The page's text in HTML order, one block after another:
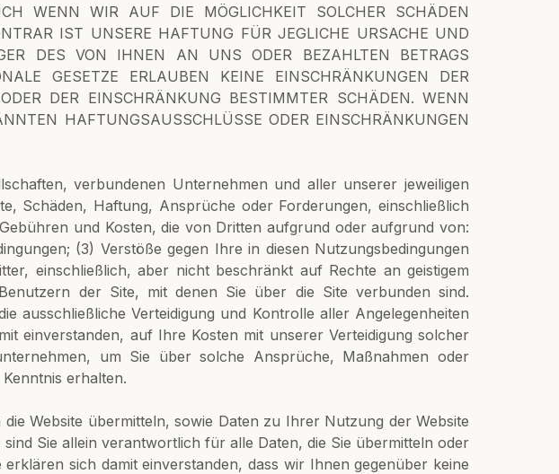
WENN WIR AUF DIE MÖGLICHKEIT SOLCHER SCHÄDEN
IST UNSERE HAFTUNG FÜR JEGLICHE URSACHE UND
DES VON IHNEN AN UNS ODER BEZAHLTEN BETRAGS
GESETZE ERLAUBEN KEINE EINSCHRÄNKUNGEN DER
DER EINSCHRÄNKUNG BESTIMMTER SCHÄDEN. WENN
HAFTUNGSAUSSCHLÜSSE ODER EINSCHRÄNKUNGEN
verbundenen Unternehmen und aller unserer jeweiligen
Schäden, Haftung, Ansprüche oder Forderungen, einschließlich
und Kosten, die von Dritten aufgrund oder aufgrund von:
(3) Verstöße gegen Ihre in diesen Nutzungsbedingungen
einschließlich, aber nicht beschränkt auf Rechte an geistigem
der Site, mit denen Sie über die Site verbunden sind.
ausschließliche Verteidigung und Kontrolle aller Angelegenheiten
einverstanden, auf Ihre Kosten mit unserer Verteidigung solcher
um Sie über solche Ansprüche, Maßnahmen oder
erhalten.
Website übermitteln, sowie Daten zu Ihrer Nutzung der Website
Sie allein verantwortlich für alle Daten, die Sie übermitteln oder
sich damit einverstanden, dass wir Ihnen gegenüber keine